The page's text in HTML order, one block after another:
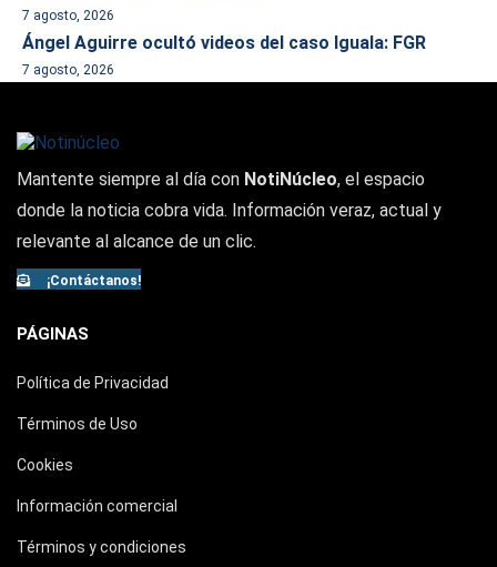
7 agosto, 2026
Ángel Aguirre ocultó videos del caso Iguala: FGR
7 agosto, 2026
Mantente siempre al día con NotiNúcleo, el espacio
donde la noticia cobra vida. Información veraz, actual y
relevante al alcance de un clic.
¡Contáctanos!
PÁGINAS
Política de Privacidad
Términos de Uso
Cookies
Información comercial
Términos y condiciones